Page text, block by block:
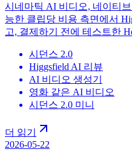
시네마틱 AI 비디오, 네이티
능한 클립당 비용 측면에서
고, 결제하기 전에 테스트한
시던스 2.0
Higgsfield AI 리뷰
AI 비디오 생성기
영화 같은 AI 비디오
시던스 2.0 미니
더 읽기
2026-05-22